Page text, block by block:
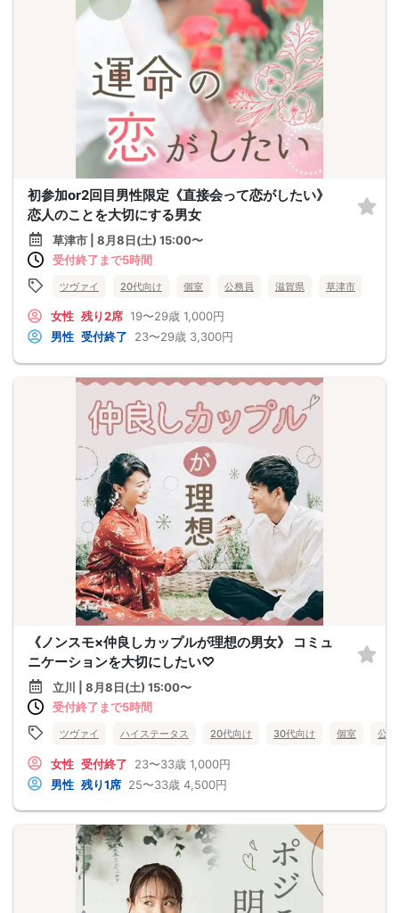
初参加or2回目男性限定《直接会って恋がしたい》
恋人のことを大切にする男女
草津市 | 8月8日(土) 15:00〜
受付終了まで5時間
ツヴァイ 20代向け 個室 公務員 滋賀県 草津市
女性 残り2席 19〜29歳 1,000円
男性 受付終了 23〜29歳 3,300円
《ノンスモ×仲良しカップルが理想の男女》 コミュ
ニケーションを大切にしたい♡
立川 | 8月8日(土) 15:00〜
受付終了まで5時間
ツヴァイ ハイステータス 20代向け 30代向け 個室 公
女性 受付終了 23〜33歳 1,000円
男性 残り1席 25〜33歳 4,500円